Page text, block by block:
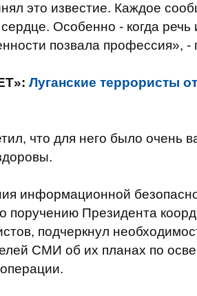
это известие. Каждое
Особенно - когда
позвала профессия», -
Луганские террористы
что для него было очень
информационной
поручению Президента
подчеркнул
СМИ об их планах по